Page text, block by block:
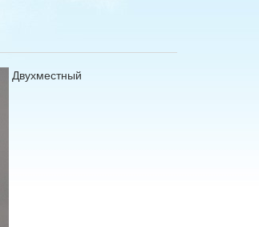
Двухместный